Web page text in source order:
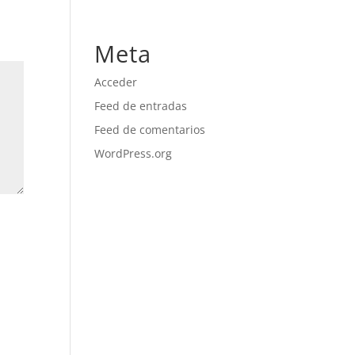
Meta
Acceder
Feed de entradas
Feed de comentarios
WordPress.org